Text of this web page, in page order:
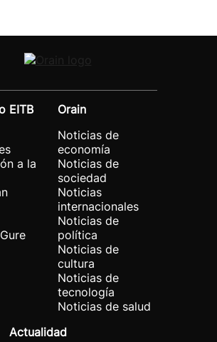
EITB
a la
Orain
Noticias de
economía
Noticias de
sociedad
Noticias
internacionales
Noticias de
política
Noticias de
cultura
Noticias de
tecnología
Noticias de salud
Actualidad